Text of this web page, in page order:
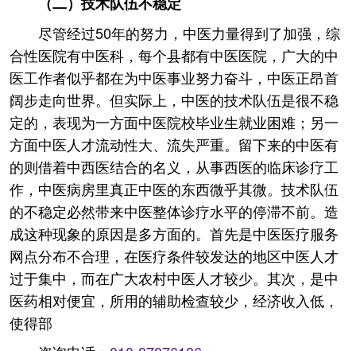
尽管经过50年的努力，中医力量得到了加强，综
合性医院有中医科，每个县都有中医医院，广大的中
医工作者似乎都在为中医事业努力奋斗，中医正昂首
阔步走向世界。但实际上，中医的技术队伍是很不稳
定的，表现为一方面中医院校毕业生就业困难；另一
方面中医人才流动性大、流失严重。留下来的中医有
的则借着中西医结合的名义，从事西医的临床诊疗工
作，中医病房里真正中医的东西微乎其微。技术队伍
的不稳定必然带来中医整体诊疗水平的停滞不前。造
成这种现象的原因是多方面的。首先是中医医疗服务
网点分布不合理，在医疗条件较发达的地区中医人才
过于集中，而在广大农村中医人才较少。其次，是中
医药相对便宜，所用的辅助检查较少，经济收入低，
使得部